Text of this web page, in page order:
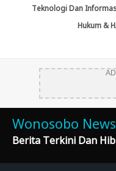
Teknologi Dan
Hukum &
Wonosobo News
Berita Terkini Dan